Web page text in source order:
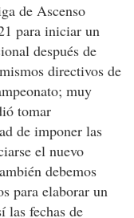
de Ascenso
para iniciar un
después de
directivos de
muy
tomar
de imponer las
el nuevo
debemos
para elaborar un
las fechas de